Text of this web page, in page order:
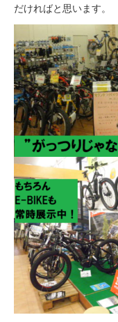
だければと思います。